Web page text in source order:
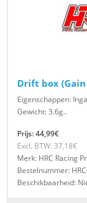
Drift box
Eigenschappen:
Gewicht: 3.6g..
Prijs: 44,99€
Excl. BTW: 37,18€
Merk: HRC Racing
Bestelnummer:
Beschikbaarheid: